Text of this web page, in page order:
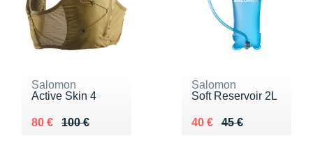
Salomon
Active Skin 4
100 €
Au lieu de 100 €
80 €
Vendu 80 €
Salomon
Soft Reservoir 2L
45 €
Au lieu de 45 €
40 €
Vendu 40 €